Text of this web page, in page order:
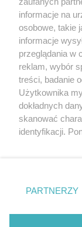
Nie zapomnij
zapoznać się z:
Twojemiasto
Piekary Śląskie
Chorzów
Tarnowskie Góry
Gliwice
informacje na
osobowe, takie
informacje
przeglądania w
reklam, wybór
treści, badanie
Użytkownika
dokładnych
skanować
identyfikacji.
prywatności
. Niektóre
zgody
takiemu
PARTNERZY